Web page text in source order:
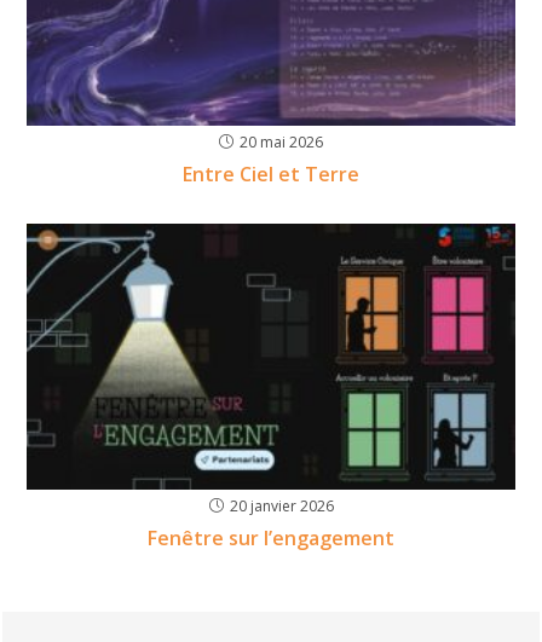
20 mai 2026
Entre Ciel et Terre
20 janvier 2026
Fenêtre sur l’engagement